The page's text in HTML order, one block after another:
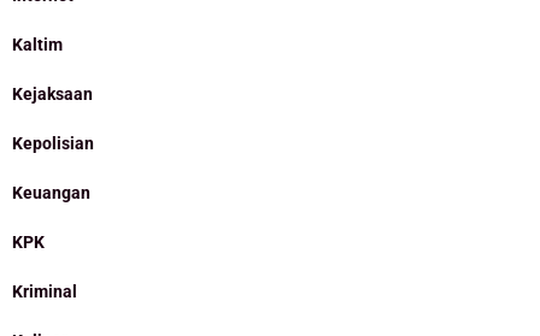
Kaltim
Kejaksaan
Kepolisian
Keuangan
KPK
Kriminal